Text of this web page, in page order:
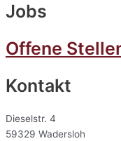
Jobs
Offene
Kontakt
Dieselstr. 4
59329 Wadersloh